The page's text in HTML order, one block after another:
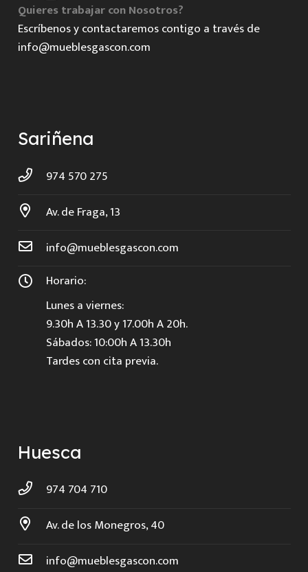
Quieres trabajar con Nosotros?
Escríbenos y contactaremos contigo a través de
info@mueblesgascon.com
Sariñena
974 570 275
Av. de Fraga, 13
info@mueblesgascon.com
Horario:
Lunes a viernes:
9.30h A 13.30 y 17.00h A 20h.
Sábados: 10:00h A 13.30h
Tardes con cita previa.
Huesca
974 704 710
Av. de los Monegros, 40
info@mueblesgascon.com